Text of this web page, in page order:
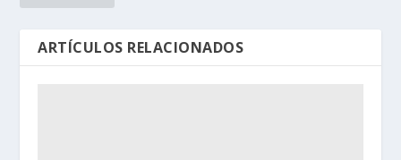
ARTÍCULOS RELACIONADOS